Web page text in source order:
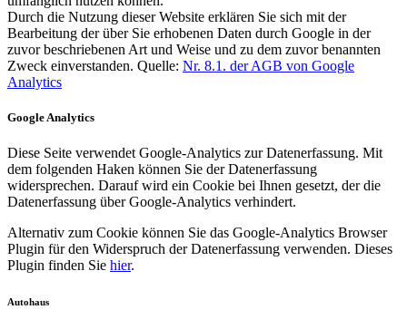
Durch die Nutzung dieser Website erklären Sie sich mit der
Bearbeitung der über Sie erhobenen Daten durch Google in der
zuvor beschriebenen Art und Weise und zu dem zuvor benannten
Zweck einverstanden. Quelle: Nr. 8.1. der AGB von Google
Analytics
Google Analytics
Diese Seite verwendet Google-Analytics zur Datenerfassung. Mit
dem folgenden Haken können Sie der Datenerfassung
widersprechen. Darauf wird ein Cookie bei Ihnen gesetzt, der die
Datenerfassung über Google-Analytics verhindert.
Alternativ zum Cookie können Sie das Google-Analytics Browser
Plugin für den Widerspruch der Datenerfassung verwenden. Dieses
Plugin finden Sie hier.
Autohaus